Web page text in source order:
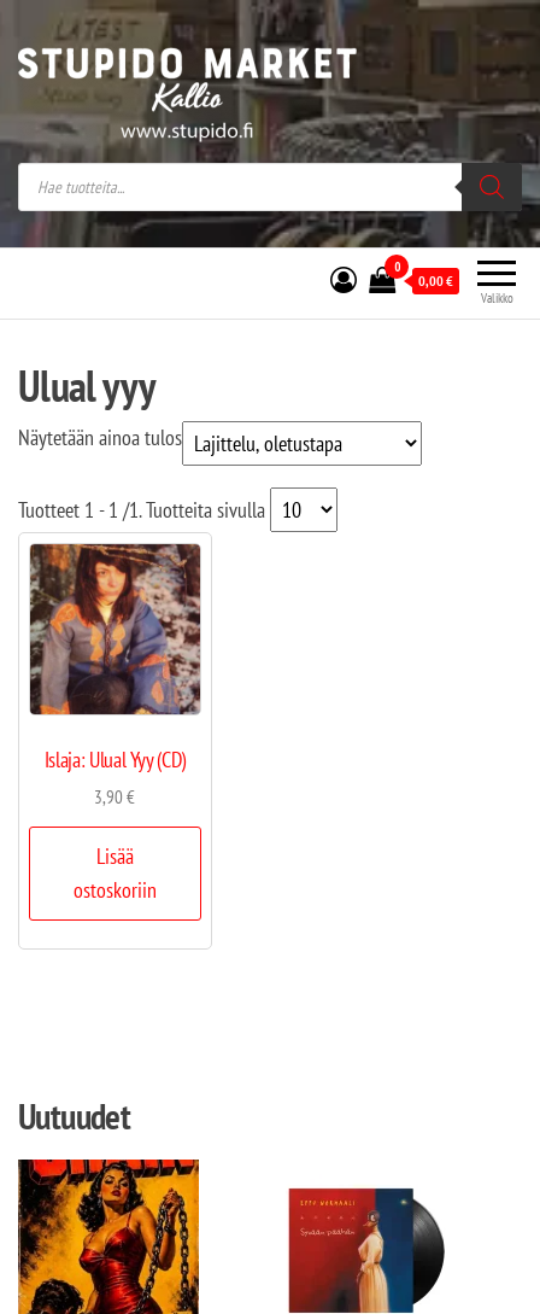
Stupido Market – verkossa ja kivijalassa
Stupido Market on vaihtoehtomusaan
erikoistunut verkko- sekä
kivijalkakauppa Helsingissä Kallion
sydämessä.
Valikko
0
0,00€
Ulual yyy
Näytetään ainoa tulos
Tuotteet 1 - 1 /1. Tuotteita sivulla
Islaja: Ulual Yyy (CD)
3,90€
Lisää
ostoskoriin
Uutuudet